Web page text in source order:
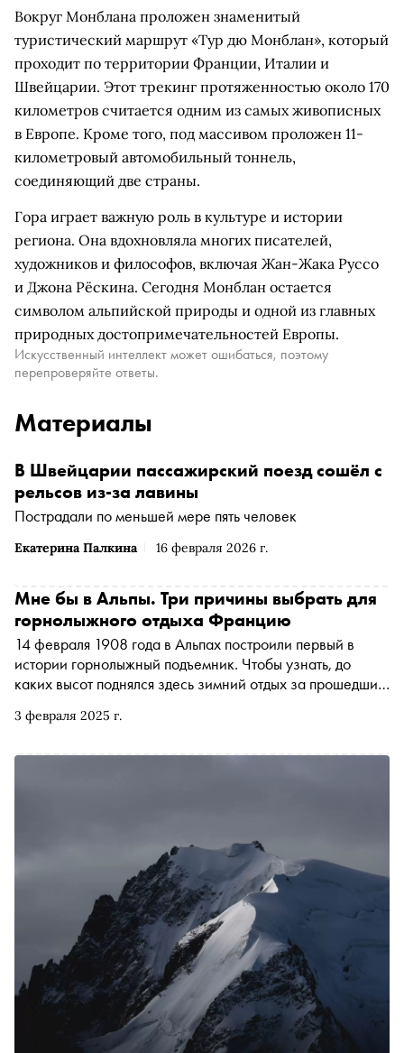
Вокруг Монблана проложен знаменитый
туристический маршрут «Тур дю Монблан», который
проходит по территории Франции, Италии и
Швейцарии. Этот трекинг протяженностью около 170
километров считается одним из самых живописных
в Европе. Кроме того, под массивом проложен 11-
километровый автомобильный тоннель,
соединяющий две страны.
Гора играет важную роль в культуре и истории
региона. Она вдохновляла многих писателей,
художников и философов, включая Жан-Жака Руссо
и Джона Рёскина. Сегодня Монблан остается
символом альпийской природы и одной из главных
природных достопримечательностей Европы.
Искусственный интеллект может ошибаться, поэтому
перепроверяйте ответы.
Материалы
Екатерина Палкина 16 февраля 2026 г.
В Швейцарии пассажирский поезд сошёл с
рельсов из-за лавины
Пострадали по меньшей мере пять человек
3 февраля 2025 г.
Мне бы в Альпы. Три причины выбрать для
горнолыжного отдыха Францию
14 февраля 1908 года в Альпах построили первый в
истории горнолыжный подъемник. Чтобы узнать, до
каких высот поднялся здесь зимний отдых за прошедшие
горнолыжных курортах Ла-Розьер, Валь д’Изер, Тинь и
Монблан и савойская кухня — далеко не все причины